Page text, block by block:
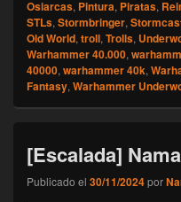
Osiarcas, Pintura, Piratas,
STLs, Stormbringer,
Old World, troll, Trolls,
Warhammer 40.000,
40000, warhammer 40k,
Fantasy, Warhammer
[Escalada]
Publicado el 30/11/2024por